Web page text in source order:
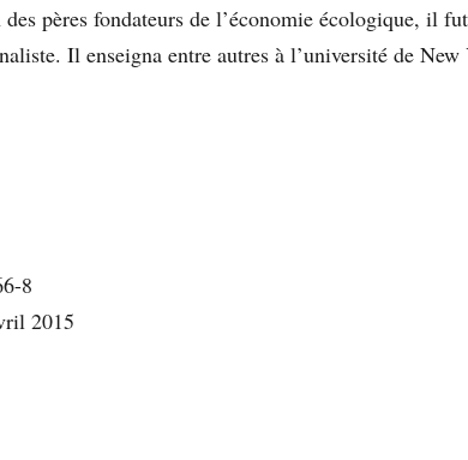
pères fondateurs de l’économie écologique, il
Il enseigna entre autres à l’université de
8
2015